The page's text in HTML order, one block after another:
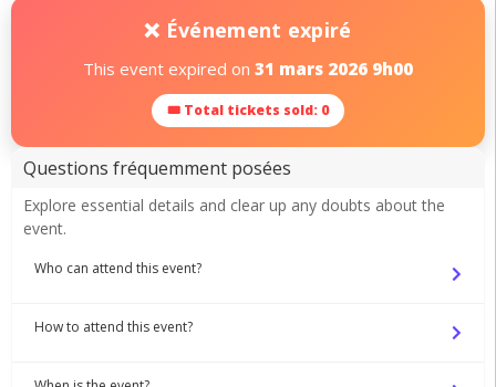
❌ Événement expiré
This event expired on 31 mars 2026 9h00
🎟 Total tickets sold: 0
Questions fréquemment posées
Explore essential details and clear up any doubts about the
event.
Who can attend this event?
How to attend this event?